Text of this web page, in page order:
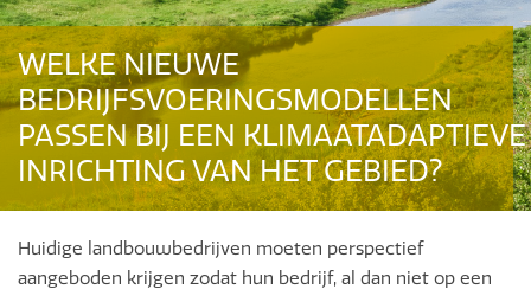
WELKE NIEUWE
BEDRIJFSVOERINGSMODELLEN
PASSEN BIJ EEN KLIMAATADAPTIEVE
INRICHTING VAN HET GEBIED?
Huidige landbouwbedrijven moeten perspectief
aangeboden krijgen zodat hun bedrijf, al dan niet op een